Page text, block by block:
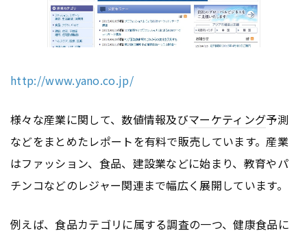
http://www.yano.co.jp/
様々な産業に関して、数値情報及びマーケティング予測
などをまとめたレポートを有料で販売しています。産業
はファッション、食品、建設業などに始まり、教育やパ
チンコなどのレジャー関連まで幅広く展開しています。
例えば、食品カテゴリに属する調査の一つ、健康食品に